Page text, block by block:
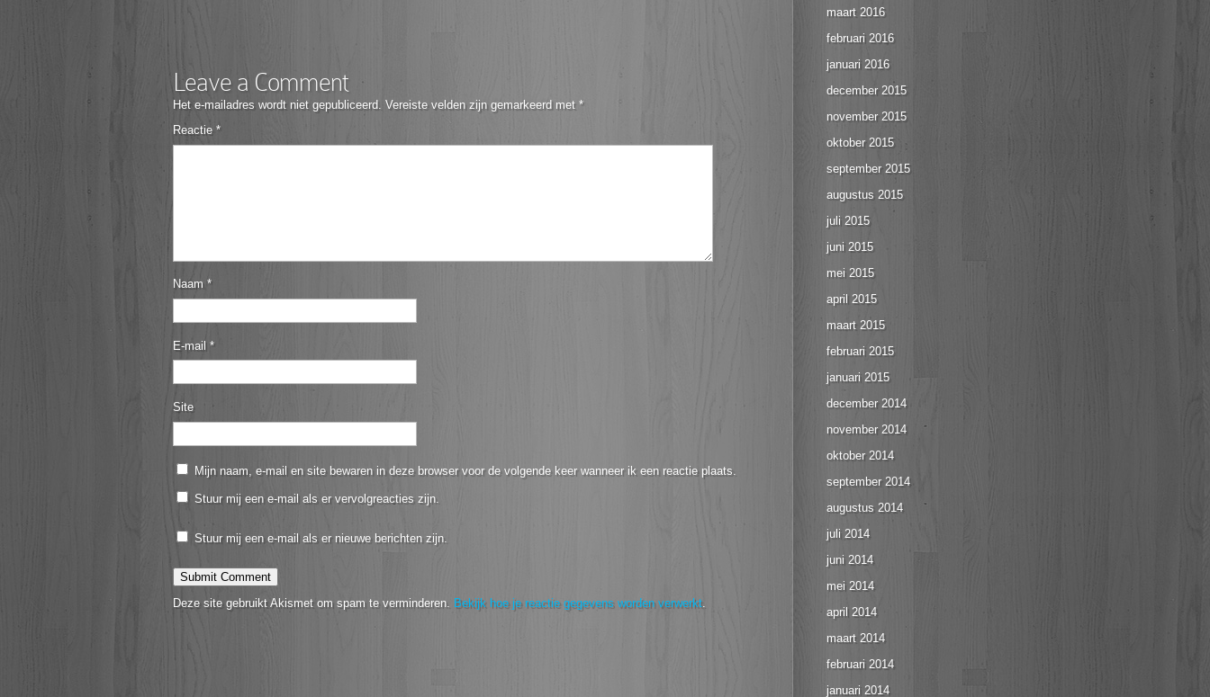
Leave a Comment
Het e-mailadres wordt niet gepubliceerd. Vereiste velden zijn gemarkeerd met *
Reactie *
Naam *
E-mail *
Site
Mijn naam, e-mail en site bewaren in deze browser voor de volgende keer wanneer ik een reactie plaats.
Stuur mij een e-mail als er vervolgreacties zijn.
Stuur mij een e-mail als er nieuwe berichten zijn.
Deze site gebruikt Akismet om spam te verminderen. Bekijk hoe je reactie gegevens worden verwerkt.
maart 2016
februari 2016
januari 2016
december 2015
november 2015
oktober 2015
september 2015
augustus 2015
juli 2015
juni 2015
mei 2015
april 2015
maart 2015
februari 2015
januari 2015
december 2014
november 2014
oktober 2014
september 2014
augustus 2014
juli 2014
juni 2014
mei 2014
april 2014
maart 2014
februari 2014
januari 2014